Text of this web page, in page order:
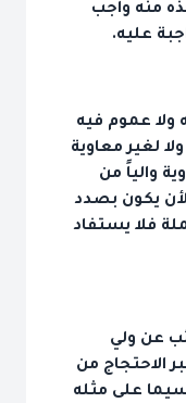
منه واجب
عليه.
ولا عموم فيه
لغير معاوية
والياً من
يكون بصدد
فلا يستفاد
عن ولي
الاحتجاج من
على مثله